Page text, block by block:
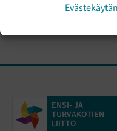
ENSI- JA
TURVAKOTIEN
LIITTO